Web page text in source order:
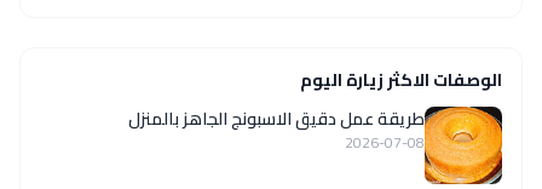
الوصفات الاكثر زيارة اليوم
طريقة عمل دقيق الاسبونج الجاهز بالمنزل
2026-07-08